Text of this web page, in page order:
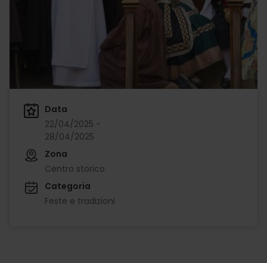
Data
22/04/2025 -
28/04/2025
Zona
Centro storico
Categoria
Feste e tradizioni